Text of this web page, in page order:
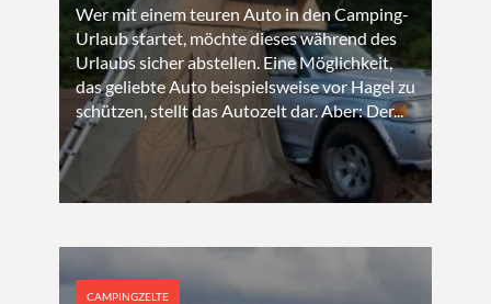
Wer mit einem teuren Auto in den Camping-
Urlaub startet, möchte dieses während des
Urlaubs sicher abstellen. Eine Möglichkeit,
das geliebte Auto beispielsweise vor Hagel zu
schützen, stellt das Autozelt dar. Aber: Der...
CAMPINGZELTE